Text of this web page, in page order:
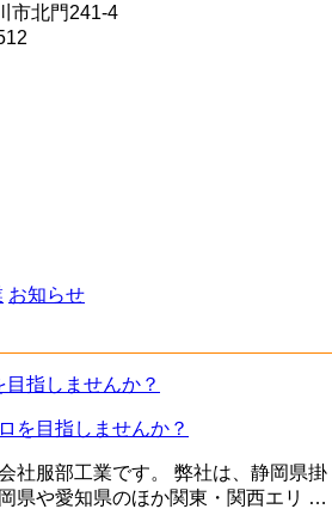
市北門241-4
お知らせ
を目指しませんか？
社服部工業です。 弊社は、静岡県掛
県や愛知県のほか関東・関西エリ …